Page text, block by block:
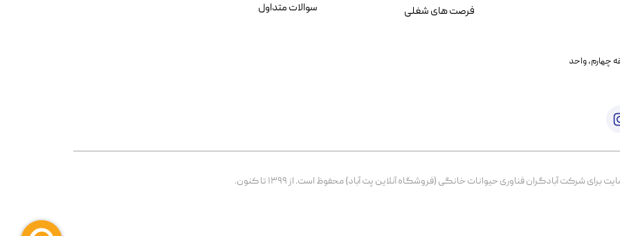
خیابان بنی هاشم پلاک ۲۰۲ ، طبقه چهارم، واحد
شرکت آبادگران فناوری حیوانات خانگی (فروشگاه آنلاین پت آباد) محفوظ است. از ۱۳۹۹ تا کنون.
سوالات متداول فرصت های شغلی